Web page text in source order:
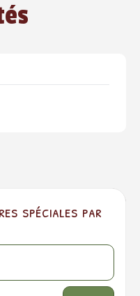
spéciales par